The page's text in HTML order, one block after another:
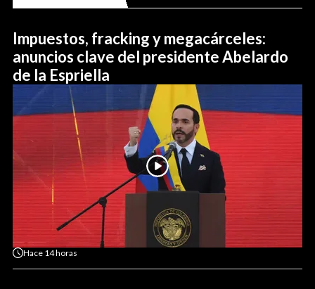
Impuestos, fracking y megacárceles:
anuncios clave del presidente Abelardo
de la Espriella
Hace 14 horas